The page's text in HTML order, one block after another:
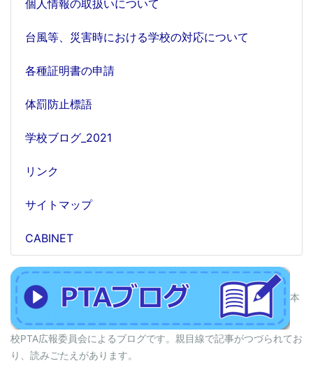
個人情報の取扱いについて
台風等、災害時における学校の対応について
各種証明書の申請
体罰防止標語
学校ブログ_2021
リンク
サイトマップ
CABINET
本
校PTA広報委員会によるブログです。親目線で記事がつづられてお
り、読みごたえがあります。